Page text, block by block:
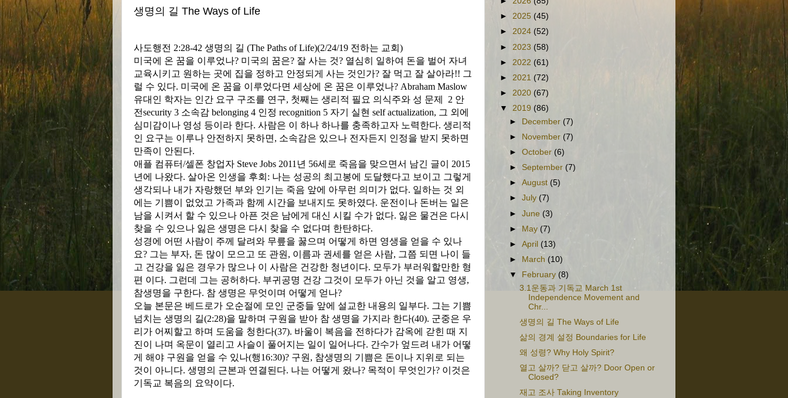
생명의 길 The Ways of Life
사도행전 2:28-42 생명의 길 (The Paths of Life)(2/24/19 전하는 교회 )
미국에 온 꿈을 이루었나? 미국의 꿈은? 잘 사는 것? 열심히 일하여 돈을 벌어 자녀
교육시키고 원하는 곳에 집을 정하고 안정되게 사는 것인가? 잘 먹고 잘 살아라!! 그
럴 수 있다. 미국에 온 꿈을 이루었다면 세상에 온 꿈은 이루었나? Abraham Maslow
유대인 학자는 인간 요구 구조를 연구, 첫째는 생리적 필요 의식주와 성 문제 2 안
전security 3 소속감 belonging 4 인정 recognition 5 자기 실현 self actualization, 그 외에
심미감이나 영성 등이라 한다. 사람은 이 하나 하나를 충족하고자 노력한다. 생리적
인 요구는 이루나 안전하지 못하면 , 소속감은 있으나 전자든지 인정을 받지 못하면
만족이 안된다.
애플 컴퓨터/셀폰 창업자 Steve Jobs 2011 년 56세로 죽음을 맞으면서 남긴 글이
2015
년에 나왔다. 살아온 인생을 후회 : 나는 성공의 최고봉에 도달했다고 보이고 그렇게
생각되나 내가 자랑했던 부와 인기는 죽음 앞에 아무런 의미가 없다. 일하는 것 외
에는 기쁨이 없었고 가족과 함께 시간을 보내지도 못하였다. 운전이나 돈버는 일은
남을 시켜서 할 수 있으나 아픈 것은 남에게 대신 시킬 수가 없다. 잃은 물건은 다시
찾을 수 있으나 잃은 생명은 다시 찾을 수 없다며 한탄하다.
성경에 어떤 사람이 주께 달려와 무릎을 꿇으며 어떻게 하면 영생을 얻을 수 있나
요? 그는 부자, 돈 많이 모으고 또 관원 , 이름과 권세를 얻은 사람, 그쯤 되면 나이 들
고 건강을 잃은 경우가 많으나 이 사람은 건강한 청년이다. 모두가 부러워할만한 형
편 이다. 그런데 그는 공허하다. 부귀공명 건강 그것이 모두가 아닌 것을 알고 영생,
참생명을 구한다. 참 생명은 무엇이며 어떻게 얻나?
오늘 본문은 베드로가 오순절에 모인 군중들 앞에 설교한 내용의 일부다. 그는 기쁨
넘치는 생명의 길(2:28)을 말하며 구원을 받아 참 생명을 가지라 한다(40). 군중은 우
리가 어찌할고 하며 도움을 청한다(37). 바울이 복음을 전하다가 감옥에 갇힌 때 지
진이 나며 옥문이 열리고 사슬이 풀어지는 일이 일어나다. 간수가 엎드려 내가 어떻
게 해야 구원을 얻을 수 있나(행16:30)? 구원 , 참생명의 기쁨은 돈이나 지위로 되는
것이 아니다. 생명의 근본과 연결된다. 나는 어떻게 왔나? 목적이 무엇인가? 이것은
기독교 복음의 요약이다.
► 2025 (45)
► 2024 (52)
► 2023 (58)
► 2022 (61)
► 2021 (72)
► 2020 (67)
▼ 2019 (86)
►
December(7)
►
November(7)
►October (6)
►September(7)
►August(5)
►July(7)
►June(3)
► May (7)
►April (13)
►
March(10)
▼
February(8)
3.1운동과 기독교 March 1st
Independence Movement and
Chr...
생명의 길 The Ways of Life
삶의 경계 설정 Boundaries for Life
왜 성령? Why Holy Spirit?
열고 살까? 닫고 살까? Door Open or
Closed?
재고 조사 Taking Inventory